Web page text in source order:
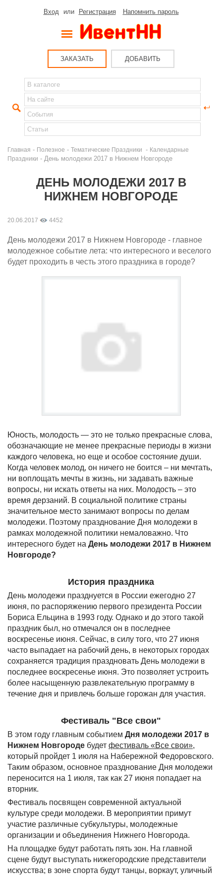
Вход или Регистрация Напомнить пароль
ЗАКАЗАТЬ ДОБАВИТЬ
Главная - Полезное - Тематические Праздники - Календарные
Праздники - День молодежи 2017 в Нижнем Новгороде
ДЕНЬ МОЛОДЕЖИ 2017 В
НИЖНЕМ НОВГОРОДЕ
20.06.2017 4452
День молодежи 2017 в Нижнем Новгороде - главное
молодежное событие лета: что интересного и веселого
будет проходить в честь этого праздника в городе?
Юность, молодость — это не только прекрасные слова,
обозначающие не менее прекрасные периоды в жизни
каждого человека, но еще и особое состояние души.
Когда человек молод, он ничего не боится – ни мечтать,
ни воплощать мечты в жизнь, ни задавать важные
вопросы, ни искать ответы на них. Молодость – это
время дерзаний. В социальной политике страны
значительное место занимают вопросы по делам
молодежи. Поэтому празднование Дня молодежи в
рамках молодежной политики немаловажно. Что
интересного будет на День молодежи 2017 в Нижнем
Новгороде?
История праздника
День молодежи празднуется в России ежегодно 27
июня, по распоряжению первого президента России
Бориса Ельцина в 1993 году. Однако и до этого такой
праздник был, но отмечался он в последнее
воскресенье июня. Сейчас, в силу того, что 27 июня
часто выпадает на рабочий день, в некоторых городах
сохраняется традиция праздновать День молодежи в
последнее воскресенье июня. Это позволяет устроить
более насыщенную развлекательную программу в
течение дня и привлечь больше горожан для участия.
Фестиваль "Все свои"
В этом году главным событием Дня молодежи 2017 в
Нижнем Новгороде будет фестиваль «Все свои»,
который пройдет 1 июля на Набережной Федоровского.
Таким образом, основное празднование Дня молодежи
переносится на 1 июля, так как 27 июня попадает на
вторник.
Фестиваль посвящен современной актуальной
культуре среди молодежи. В мероприятии примут
участие различные субкультуры, молодежные
организации и объединения Нижнего Новгорода.
На площадке будут работать пять зон. На главной
сцене будут выступать нижегородские представители
искусства; в зоне спорта будут танцы, воркаут, уличный